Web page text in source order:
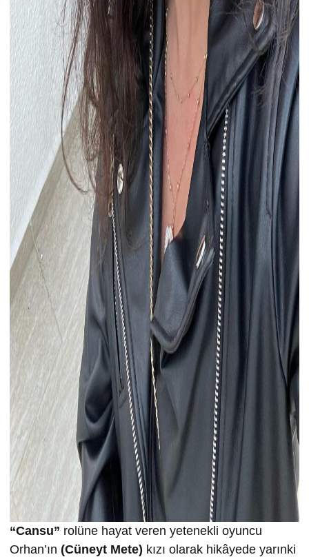
“Cansu” rolüne hayat veren yetenekli oyuncu
Orhan’ın (Cüneyt Mete) kızı olarak hikâyede yarınki